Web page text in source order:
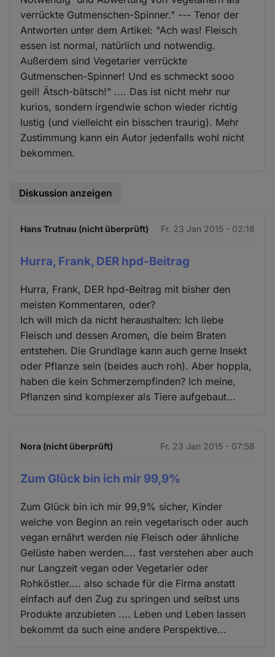
verrückte Gutmenschen-Spinner." --- Tenor der
Antworten unter dem Artikel: "Ach was! Fleisch
essen ist normal, natürlich und notwendig.
Außerdem sind Vegetarier verrückte
Gutmenschen-Spinner! Und es schmeckt sooo
geil! Ätsch-bätsch!" .... Das ist nicht mehr nur
kurios, sondern irgendwie schon wieder richtig
lustig (und vielleicht ein bisschen traurig). Mehr
Zustimmung kann ein Autor jedenfalls wohl nicht
bekommen.
Diskussion anzeigen
Hans Trutnau (nicht überprüft) Fr. 23 Jan 2015 - 02:18
Hurra, Frank, DER hpd-Beitrag
Hurra, Frank, DER hpd-Beitrag mit bisher den
meisten Kommentaren, oder?
Ich will mich da nicht heraushalten: Ich liebe
Fleisch und dessen Aromen, die beim Braten
entstehen. Die Grundlage kann auch gerne Insekt
oder Pflanze sein (beides auch roh). Aber hoppla,
haben die kein Schmerzempfinden? Ich meine,
Pflanzen sind komplexer als Tiere aufgebaut...
Nora (nicht überprüft) Fr. 23 Jan 2015 - 07:58
Zum Glück bin ich mir 99,9%
Zum Glück bin ich mir 99,9% sicher, Kinder
welche von Beginn an rein vegetarisch oder auch
vegan ernährt werden nie Fleisch oder ähnliche
Gelüste haben werden.... fast verstehen aber auch
nur Langzeit vegan oder Vegetarier oder
Rohköstler.... also schade für die Firma anstatt
einfach auf den Zug zu springen und selbst uns
Produkte anzubieten .... Leben und Leben lassen
bekommt da such eine andere Perspektive...